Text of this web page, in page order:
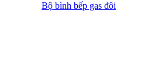
Bộ bình bếp gas đôi